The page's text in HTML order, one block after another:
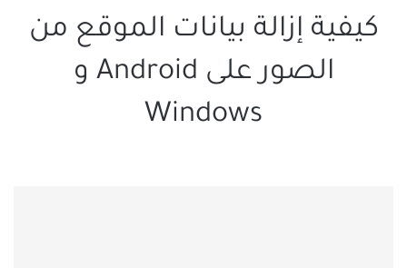
كيفية إزالة بيانات الموقع من
الصور على Android و
Windows